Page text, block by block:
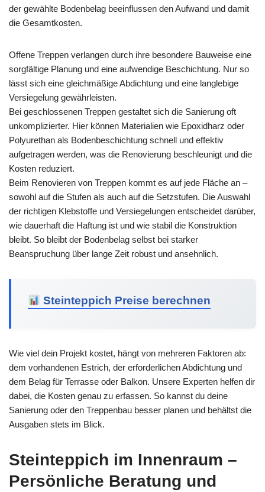
der gewählte Bodenbelag beeinflussen den Aufwand und damit
die Gesamtkosten.
Offene Treppen verlangen durch ihre besondere Bauweise eine
sorgfältige Planung und eine aufwendige Beschichtung. Nur so
lässt sich eine gleichmäßige Abdichtung und eine langlebige
Versiegelung gewährleisten.
Bei geschlossenen Treppen gestaltet sich die Sanierung oft
unkomplizierter. Hier können Materialien wie Epoxidharz oder
Polyurethan als Bodenbeschichtung schnell und effektiv
aufgetragen werden, was die Renovierung beschleunigt und die
Kosten reduziert.
Beim Renovieren von Treppen kommt es auf jede Fläche an –
sowohl auf die Stufen als auch auf die Setzstufen. Die Auswahl
der richtigen Klebstoffe und Versiegelungen entscheidet darüber,
wie dauerhaft die Haftung ist und wie stabil die Konstruktion
bleibt. So bleibt der Bodenbelag selbst bei starker
Beanspruchung über lange Zeit robust und ansehnlich.
Steinteppich Preise berechnen
Wie viel dein Projekt kostet, hängt von mehreren Faktoren ab:
dem vorhandenen Estrich, der erforderlichen Abdichtung und
dem Belag für Terrasse oder Balkon. Unsere Experten helfen dir
dabei, die Kosten genau zu erfassen. So kannst du deine
Sanierung oder den Treppenbau besser planen und behältst die
Ausgaben stets im Blick.
Steinteppich im Innenraum –
Persönliche Beratung und